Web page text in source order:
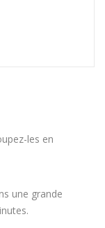
les en
une grande